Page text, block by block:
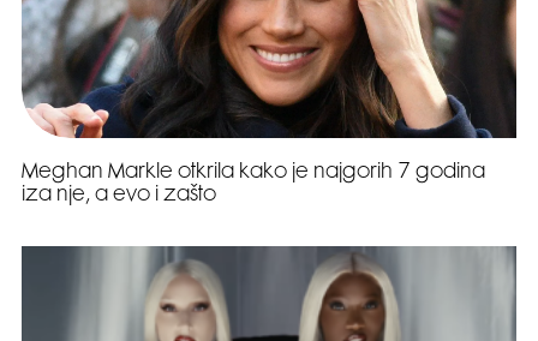
Meghan Markle otkrila kako je najgorih 7 godina
iza nje, a evo i zašto